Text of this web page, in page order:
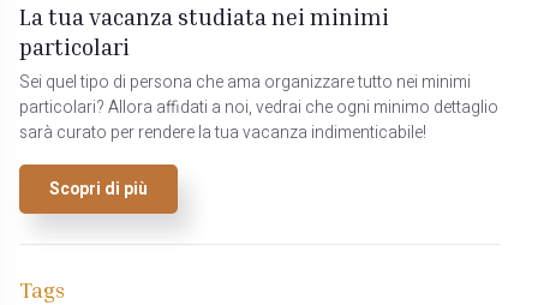
La tua vacanza studiata nei minimi
particolari
Sei quel tipo di persona che ama organizzare tutto nei minimi
particolari? Allora affidati a noi, vedrai che ogni minimo dettaglio
sarà curato per rendere la tua vacanza indimenticabile!
Scopri di più
Tags